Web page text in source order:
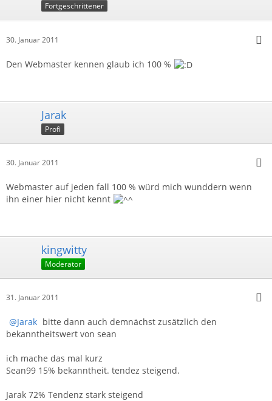
Fortgeschrittener
30. Januar 2011
Den Webmaster kennen glaub ich 100 %
Jarak
Profi
30. Januar 2011
Webmaster auf jeden fall 100 % würd mich wunddern wenn
ihn einer hier nicht kennt
kingwitty
Moderator
31. Januar 2011
Jarak bitte dann auch demnächst zusätzlich den
bekanntheitswert von sean
ich mache das mal kurz
Sean99 15% bekanntheit. tendez steigend.
Jarak 72% Tendenz stark steigend